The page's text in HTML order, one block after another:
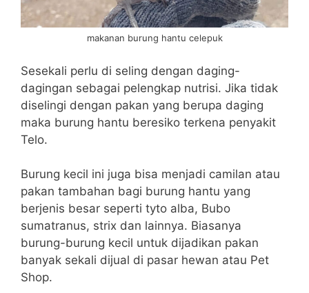
makanan burung hantu celepuk
Sesekali perlu di seling dengan daging-
dagingan sebagai pelengkap nutrisi. Jika tidak
diselingi dengan pakan yang berupa daging
maka burung hantu beresiko terkena penyakit
Telo.
Burung kecil ini juga bisa menjadi camilan atau
pakan tambahan bagi burung hantu yang
berjenis besar seperti tyto alba, Bubo
sumatranus, strix dan lainnya. Biasanya
burung-burung kecil untuk dijadikan pakan
banyak sekali dijual di pasar hewan atau Pet
Shop.